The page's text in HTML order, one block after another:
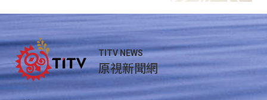
TITV NEWS
原視新聞網